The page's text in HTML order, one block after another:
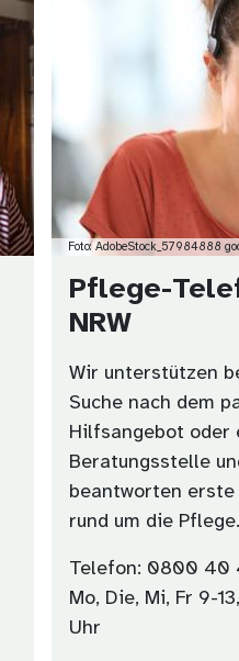
Foto: AdobeStock_57984888
Pflege-
NRW
Wir unterstützen
Suche nach dem
Hilfsangebot oder
Beratungsstelle
beantworten erste
rund um die Pflege.
Telefon: 0800 40
Mo, Die, Mi, Fr 9-
Uhr